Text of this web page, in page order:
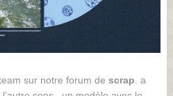
sur notre forum de scrap . a